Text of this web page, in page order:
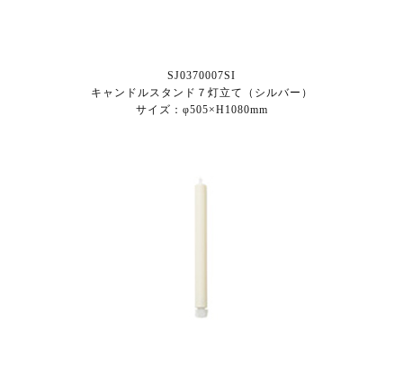
SJ0370007SI
キャンドルスタンド７灯立て（シルバー）
サイズ：φ505×H1080mm